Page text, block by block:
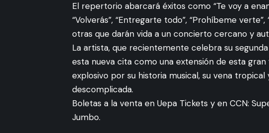
El repertorio abarcará éxitos como “Te voy a
“Volverás”, “Entregarte todo”, “Prohíbeme
otras que darán vida a un concierto cercano y
La artista, que recientemente celebra su
esta nueva cita como una extensión de esta
explosivo por su historia musical, su vena
descomplicada.
Boletas a la venta en Uepa Tickets y en CCN:
Jumbo.